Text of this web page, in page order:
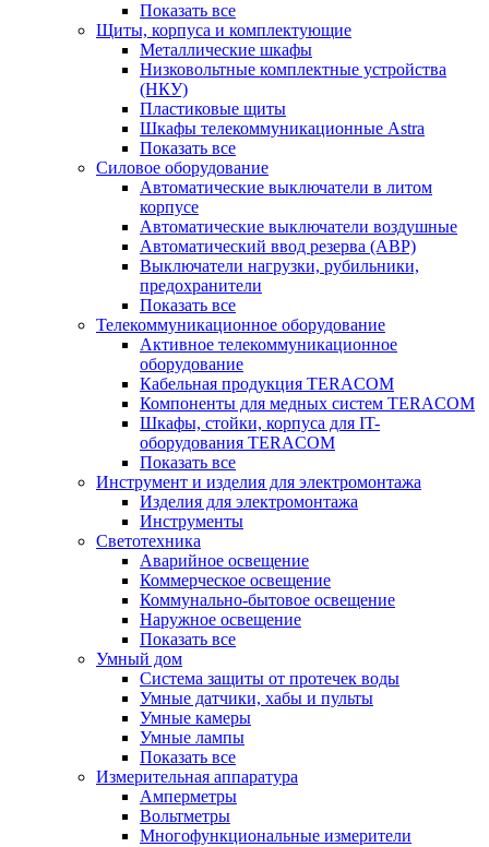
Показать все
Щиты, корпуса и комплектующие
Металлические шкафы
Низковольтные комплектные устройства
(НКУ)
Пластиковые щиты
Шкафы телекоммуникационные Astra
Показать все
Силовое оборудование
Автоматические выключатели в литом
корпусе
Автоматические выключатели воздушные
Автоматический ввод резерва (АВР)
Выключатели нагрузки, рубильники,
предохранители
Показать все
Телекоммуникационное оборудование
Активное телекоммуникационное
оборудование
Кабельная продукция TERACOM
Компоненты для медных систем TERACOM
Шкафы, стойки, корпуса для IT-
оборудования TERACOM
Показать все
Инструмент и изделия для электромонтажа
Изделия для электромонтажа
Инструменты
Светотехника
Аварийное освещение
Коммерческое освещение
Коммунально-бытовое освещение
Наружное освещение
Показать все
Умный дом
Система защиты от протечек воды
Умные датчики, хабы и пульты
Умные камеры
Умные лампы
Показать все
Измерительная аппаратура
Амперметры
Вольтметры
Многофункциональные измерители